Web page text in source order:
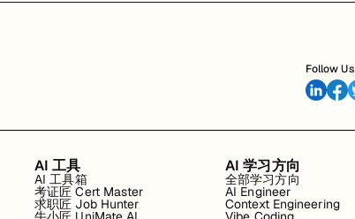
Follow Us
AI 工具
AI 工具箱
考证匠 Cert Master
求职匠 Job Hunter
AI 学习方向
全部学习方向
AI Engineer
Context Engineering